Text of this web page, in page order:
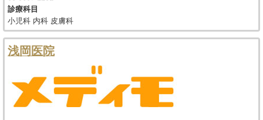
診療科目
小児科 内科 皮膚科
浅岡医院